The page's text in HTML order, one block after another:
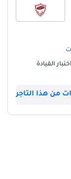
القيادة
من هذا التاجر